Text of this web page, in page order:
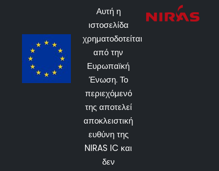
Αυτή η
ιστοσελίδα
χρηματοδοτείται
από την
Ευρωπαϊκή
Ένωση. Το
περιεχόμενό
της αποτελεί
αποκλειστική
ευθύνη της
NIRAS IC και
δεν